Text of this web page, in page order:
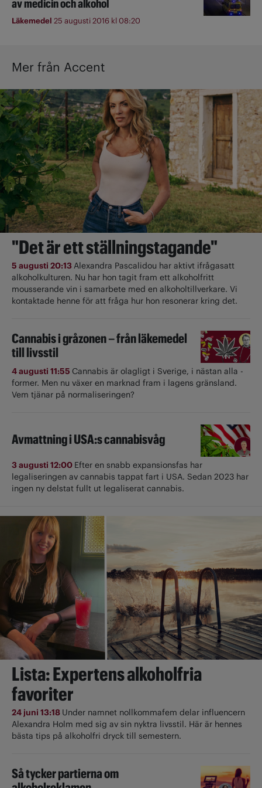
av medicin och alkohol
Läkemedel 25 augusti 2016 kl 08:20
Mer från Accent
"Det är ett ställningstagande"
5 augusti 20:13Alexandra Pascalidou har aktivt ifrågasatt
alkoholkulturen. Nu har hon tagit fram ett alkoholfritt
mousserande vin i samarbete med en alkoholtillverkare. Vi
kontaktade henne för att fråga hur hon resonerar kring det.
Cannabis i gråzonen – från läkemedel
till livsstil
4 augusti 11:55 Cannabis är olagligt i ­Sverige, i nästan alla ­
former. Men nu växer en marknad fram i lagens gränsland.
Vem tjänar på normaliseringen?
Avmattning i USA:s cannabisvåg
3 augusti 12:00 Efter en snabb expansionsfas har
legaliseringen av cannabis tappat fart i USA. Sedan 2023 har
ingen ny delstat fullt ut ­legaliserat cannabis.
Lista: Expertens alkoholfria
favoriter
24 juni 13:18 Under namnet nollkommafem delar influencern
Alexandra Holm med sig av sin nyktra livsstil. Här är hennes
bästa tips på alkoholfri dryck till semestern.
Så tycker partierna om